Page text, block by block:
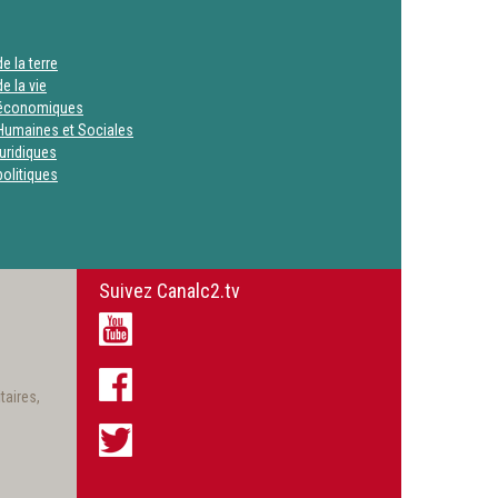
la terre
la vie
et Sociales
Suivez Canalc2.tv